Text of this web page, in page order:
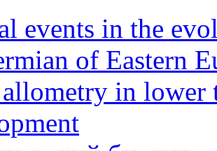
events in the
of Eastern
in lower